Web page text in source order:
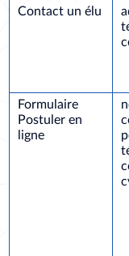
Contact un élu
Formulaire
Postuler en
ligne